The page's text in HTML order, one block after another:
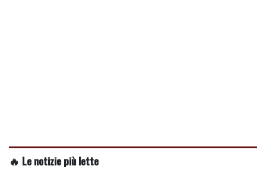
🔥 Le notizie più lette